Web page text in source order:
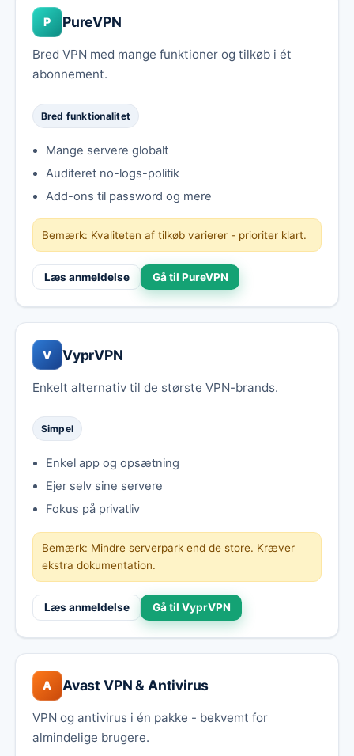
P PureVPN
Bred VPN med mange funktioner og tilkøb i ét
abonnement.
Bred funktionalitet
Mange servere globalt
Auditeret no-logs-politik
Add-ons til password og mere
Bemærk: Kvaliteten af tilkøb varierer - prioriter klart.
Læs anmeldelse Gå til PureVPN
V VyprVPN
Enkelt alternativ til de største VPN-brands.
Simpel
Enkel app og opsætning
Ejer selv sine servere
Fokus på privatliv
Bemærk: Mindre serverpark end de store. Kræver
ekstra dokumentation.
Læs anmeldelse Gå til VyprVPN
A Avast VPN & Antivirus
VPN og antivirus i én pakke - bekvemt for
almindelige brugere.